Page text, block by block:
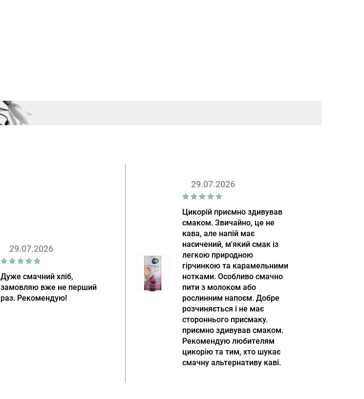
29.07.2026
Дуже смачний хліб,
замовляю вже не перший
раз. Рекомендую!
29.07.2026
Цикорій приємно здивував
смаком. Звичайно, це не
кава, але напій має
насичений, м'який смак із
легкою природною
гірчинкою та карамельними
нотками. Особливо смачно
пити з молоком або
рослинним напоєм. Добре
розчиняється і не має
стороннього присмаку.
приємно здивував смаком.
Рекомендую любителям
цикорію та тим, хто шукає
смачну альтернативу каві.